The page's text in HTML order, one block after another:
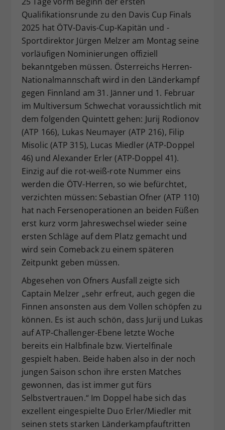
Qualifikationsrunde zu den Davis Cup Finals
2025 hat ÖTV-Davis-Cup-Kapitän und -
Sportdirektor Jürgen Melzer am Montag seine
vorläufigen Nominierungen offiziell
bekanntgeben müssen. Österreichs Herren-
Nationalmannschaft wird in den Länderkampf
gegen Finnland am 31. Jänner und 1. Februar
im Multiversum Schwechat voraussichtlich mit
dem folgenden Quintett gehen: Jurij Rodionov
(ATP 166), Lukas Neumayer (ATP 216), Filip
Misolic (ATP 315), Lucas Miedler (ATP-Doppel
46) und Alexander Erler (ATP-Doppel 41).
Einzig auf die rot-weiß-rote Nummer eins
werden die ÖTV-Herren, so wie befürchtet,
verzichten müssen: Sebastian Ofner (ATP 110)
hat nach Fersenoperationen an beiden Füßen
erst kurz vorm Jahreswechsel wieder seine
ersten Schläge auf dem Platz gemacht und
wird sein Comeback zu einem späteren
Zeitpunkt geben müssen.
Abgesehen von Ofners Ausfall zeigte sich
Captain Melzer „sehr erfreut, auch gegen die
Finnen ansonsten aus dem Vollen schöpfen zu
können. Es ist auch schön, dass Jurij und Lukas
auf ATP-Challenger-Ebene letzte Woche
bereits ein Halbfinale bzw. Viertelfinale
gespielt haben. Beide haben also in der noch
jungen Saison schon ihre ersten Matches
gewonnen, das ist immer gut fürs
Selbstvertrauen.“ Im Doppel habe sich das
exzellent eingespielte Duo Erler/Miedler mit
seinen stets starken Länderkampfauftritten
Zweck
Dieser Wert speichert Ihre Consent-
Einstellungen. Unter anderem eine
zufällig generierte ID, für die
historische Speicherung Ihrer
vorgenommen Einstellungen, falls der
Webseiten-Betreiber dies eingestellt
hat.